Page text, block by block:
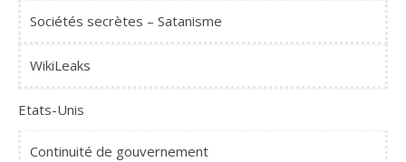
Sociétés secrètes – Satanisme
WikiLeaks
Etats-Unis
Continuité de gouvernement